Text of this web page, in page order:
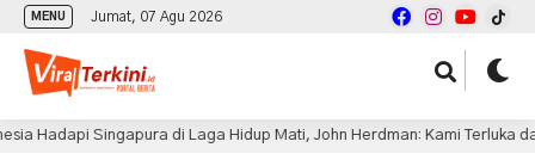
MENU Jumat, 07 Agu 2026
Laga Hidup Mati, John Herdman: Kami Terluka dan Lapar Kemenangan